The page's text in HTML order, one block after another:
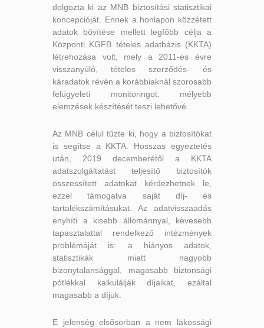
dolgozta ki az MNB biztosítási statisztikai
koncepcióját. Ennek a honlapon közzétett
adatok bővítése mellett legfőbb célja a
Központi KGFB tételes adatbázis (KKTA)
létrehozása volt, mely a 2011-es évre
visszanyúló, tételes szerződés- és
káradatok révén a korábbiaknál szorosabb
felügyeleti monitoringot, mélyebb
elemzések készítését teszi lehetővé.
Az MNB célul tűzte ki, hogy a biztosítókat
is segítse a KKTA. Hosszas egyeztetés
után, 2019 decemberétől a KKTA
adatszolgáltatást teljesítő biztosítók
összessített adatokat kérdezhetnek le,
ezzel támogatva saját díj- és
tartalékszámításukat. Az adatvisszaadás
enyhíti a kisebb állománnyal, kevesebb
tapasztalattal rendelkező intézmények
problémáját is: a hiányos adatok,
statisztikák miatt nagyobb
bizonytalansággal, magasabb biztonsági
pótlékkal kalkulálják díjaikat, ezáltal
magasabb a díjuk.
E jelenség elsősorban a nem lakossági